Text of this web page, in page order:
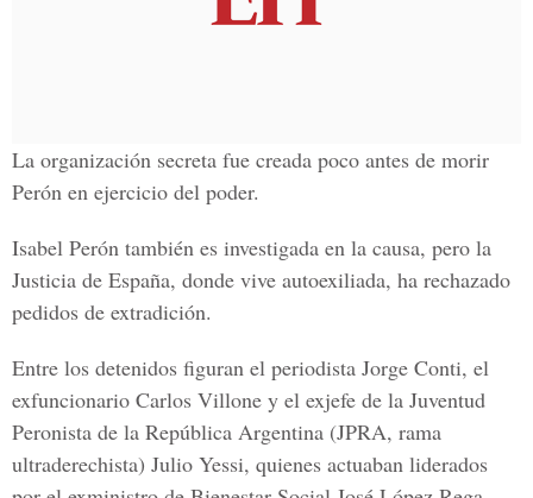
La organización secreta fue creada poco antes de morir
Perón en ejercicio del poder.
Isabel Perón también es investigada en la causa, pero la
Justicia de España, donde vive autoexiliada, ha rechazado
pedidos de extradición.
Entre los detenidos figuran el periodista Jorge Conti, el
exfuncionario Carlos Villone y el exjefe de la Juventud
Peronista de la República Argentina (JPRA, rama
ultraderechista) Julio Yessi, quienes actuaban liderados